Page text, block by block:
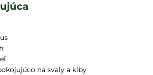
na svaly a kĺby